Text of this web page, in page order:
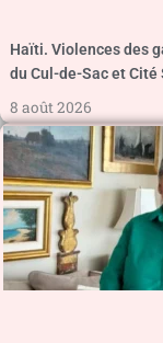
Haïti. Violences des
du Cul-de-Sac et
8 août 2026